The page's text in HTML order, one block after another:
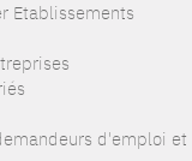
Etablissements
d'emploi et